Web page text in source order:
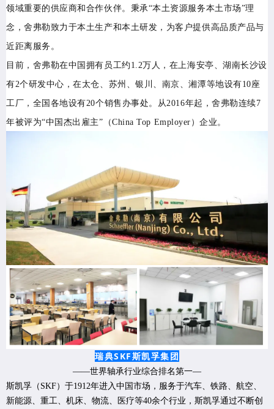
领域重要的供应商和合作伙伴。秉承“本土资源服务本土市场”理
念，舍弗勒致力于本土生产和本土研发，为客户提供高品质产品与
近距离服务。
目前，舍弗勒在中国拥有员工约 1.2万人，在上海安亭、湖南长沙设
有2个研发中心，在太仓、苏州、银川、南京、湘潭等地设有10座
工厂 ， 全国各地设有20个销售办事处。从2016年起，舍弗勒连续7
年被评为“中国杰出雇主”（China Top Employer）企业。
瑞典SKF斯凯孚集团
——世界轴承行业综合排名第一—
斯凯孚（SKF）于1912年进入中国市场，服务于汽车、铁路、航空、
新能源、重工、机床、物流、医疗等40余个行业，斯凯孚通过不断创